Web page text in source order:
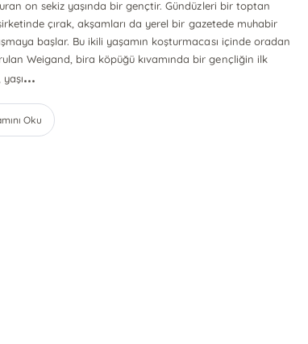
on sekiz yaşında bir gençtir. Gündüzleri bir toptan
çırak, akşamları da yerel bir gazetede muhabir
başlar. Bu ikili yaşamın koşturmacası içinde oradan
Weigand, bira köpüğü kıvamında bir gençliğin ilk
yaşı...
Oku